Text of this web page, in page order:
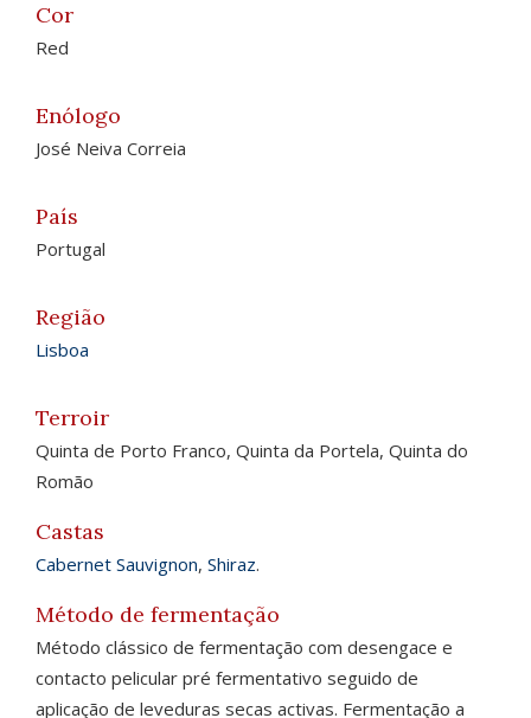
Cor
Red
Enólogo
José Neiva Correia
País
Portugal
Região
Lisboa
Terroir
Quinta de Porto Franco, Quinta da Portela, Quinta do
Romão
Castas
Cabernet Sauvignon, Shiraz.
Método de fermentação
Método clássico de fermentação com desengace e
contacto pelicular pré fermentativo seguido de
aplicação de leveduras secas activas. Fermentação a